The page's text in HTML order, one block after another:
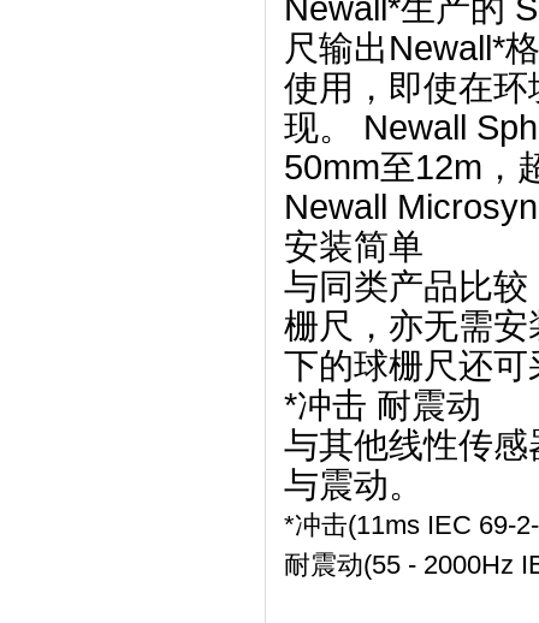
Newall*生产的
尺输出Newall*
使用，即使在
现。 Newall
50mm至12m，
Newall
安装简单
与同类产品比
栅尺，亦无需
下的球栅尺还
*冲击 耐震动
与其他线性传
与震动。
*冲击(11ms IEC 69-
耐震动(55 - 2000Hz